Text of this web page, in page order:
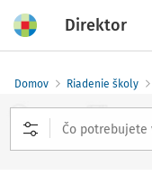
Direktor
Domov Riadenie školy